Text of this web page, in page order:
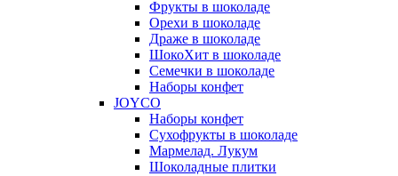
Фрукты в шоколаде
Орехи в шоколаде
Драже в шоколаде
ШокоХит в шоколаде
Семечки в шоколаде
Наборы конфет
JOYCO
Наборы конфет
Сухофрукты в шоколаде
Мармелад. Лукум
Шоколадные плитки